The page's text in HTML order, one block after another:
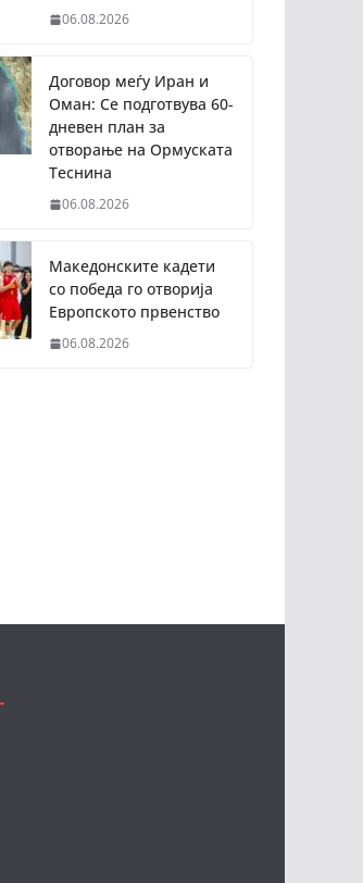
06.08.2026
Договор меѓу Иран и
Оман: Се подготвува 60-
дневен план за
отворање на Ормуската
Теснина
06.08.2026
Македонските кадети
со победа го отворија
Европското првенство
06.08.2026